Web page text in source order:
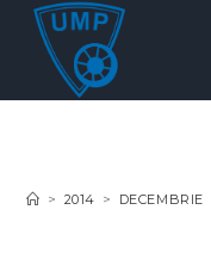
> 2014 > DECEMBRIE